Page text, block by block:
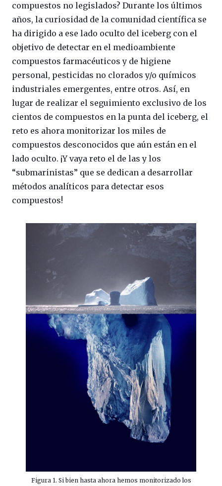
compuestos no legislados? Durante los últimos
años, la curiosidad de la comunidad científica se
ha dirigido a ese lado oculto del iceberg con el
objetivo de detectar en el medioambiente
compuestos farmacéuticos y de higiene
personal, pesticidas no clorados y/o químicos
industriales emergentes, entre otros. Así, en
lugar de realizar el seguimiento exclusivo de los
cientos de compuestos en la punta del iceberg, el
reto es ahora monitorizar los miles de
compuestos desconocidos que aún están en el
lado oculto. ¡Y vaya reto el de las y los
“submarinistas” que se dedican a desarrollar
métodos analíticos para detectar esos
compuestos!
Figura 1. Si bien hasta ahora hemos monitorizado los